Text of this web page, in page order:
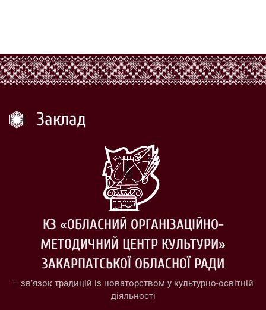
Заклад
КЗ «ОБЛАСНИЙ ОРГАНІЗАЦІЙНО-
МЕТОДИЧНИЙ ЦЕНТР КУЛЬТУРИ»
ЗАКАРПАТСЬКОЇ ОБЛАСНОЇ РАДИ
– зв’язок традицій із новаторством у культурно-освітній
діяльності